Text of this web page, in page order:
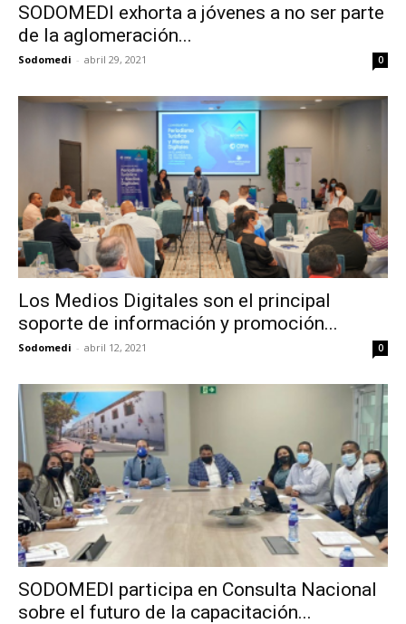
SODOMEDI exhorta a jóvenes a no ser parte
de la aglomeración...
Sodomedi - abril 29, 2021 0
Los Medios Digitales son el principal
soporte de información y promoción...
Sodomedi - abril 12, 2021 0
SODOMEDI participa en Consulta Nacional
sobre el futuro de la capacitación...